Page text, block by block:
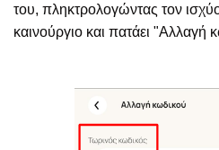
του, πληκτρολογώντας τον
καινούργιο και πατάει "Αλλαγή